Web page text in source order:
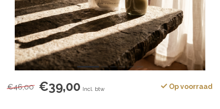
€46,00 €39,00 Incl. btw Op voorraad